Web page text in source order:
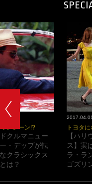
2017.04.01
トヨタ
【ハリ
ス】実
ラ・ラ
ゴズリ
ンシーン!?
クルマニュー
・デップが転
クラシックス
は？